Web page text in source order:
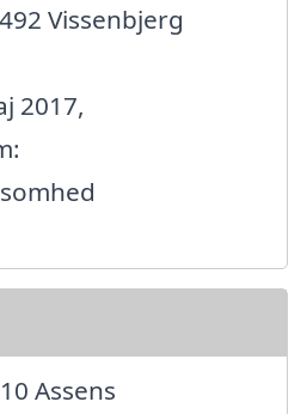
Vissenbjerg
2017,
Assens